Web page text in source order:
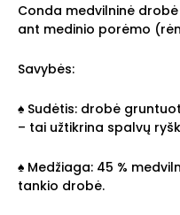
Conda medvilninė
ant medinio porėmo
Savybės:
♠ Sudėtis: drobė
– tai užtikrina spalvų
♠ Medžiaga: 45 %
tankio drobė.